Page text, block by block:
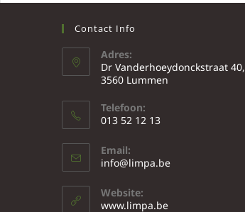
Contact Info
Adres:
Dr Vanderhoeydonckstraat 40,
3560 Lummen
Telefoon:
013 52 12 13
Email:
info@limpa.be
Website:
www.limpa.be